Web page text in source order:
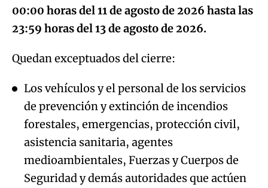
00:00 horas del 11 de agosto de 2026 hasta las
23:59 horas del 13 de agosto de 2026.
Quedan exceptuados del cierre:
Los vehículos y el personal de los servicios
de prevención y extinción de incendios
forestales, emergencias, protección civil,
asistencia sanitaria, agentes
medioambientales, Fuerzas y Cuerpos de
Seguridad y demás autoridades que actúen